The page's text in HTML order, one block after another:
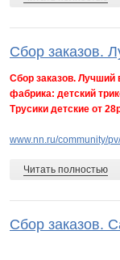
Сбор заказов.
Сбор заказов. Лучший
фабрика: детский
Трусики детские от
www.nn.ru/community/
Читать полностью
Сбор заказов.